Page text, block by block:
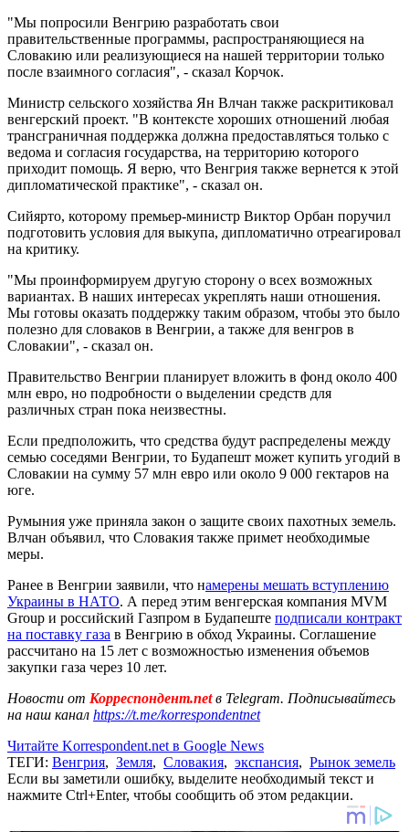
"Мы попросили Венгрию разработать свои
правительственные программы, распространяющиеся на
Словакию или реализующиеся на нашей территории только
после взаимного согласия", - сказал Корчок.
Министр сельского хозяйства Ян Влчан также раскритиковал
венгерский проект. "В контексте хороших отношений любая
трансграничная поддержка должна предоставляться только с
ведома и согласия государства, на территорию которого
приходит помощь. Я верю, что Венгрия также вернется к этой
дипломатической практике", - сказал он.
Сийярто, которому премьер-министр Виктор Орбан поручил
подготовить условия для выкупа, дипломатично отреагировал
на критику.
"Мы проинформируем другую сторону о всех возможных
вариантах. В наших интересах укреплять наши отношения.
Мы готовы оказать поддержку таким образом, чтобы это было
полезно для словаков в Венгрии, а также для венгров в
Словакии", - сказал он.
Правительство Венгрии планирует вложить в фонд около 400
млн евро, но подробности о выделении средств для
различных стран пока неизвестны.
Если предположить, что средства будут распределены между
семью соседями Венгрии, то Будапешт может купить угодий в
Словакии на сумму 57 млн евро или около 9 000 гектаров на
юге.
Румыния уже приняла закон о защите своих пахотных земель.
Влчан объявил, что Словакия также примет необходимые
меры.
Ранее в Венгрии заявили, что намерены мешать вступлению
Украины в НАТО. А перед этим венгерская компания MVM
Group и российский Газпром в Будапеште подписали контракт
на поставку газа в Венгрию в обход Украины. Соглашение
рассчитано на 15 лет с возможностью изменения объемов
закупки газа через 10 лет.
Новости от Корреспондент.netв Telegram. Подписывайтесь
на наш канал https://t.me/korrespondentnet
Читайте Korrespondent.net в Google News
ТЕГИ: Венгрия, Земля, Словакия, экспансия, Рынок земель
Если вы заметили ошибку, выделите необходимый текст и
нажмите Ctrl+Enter, чтобы сообщить об этом редакции.